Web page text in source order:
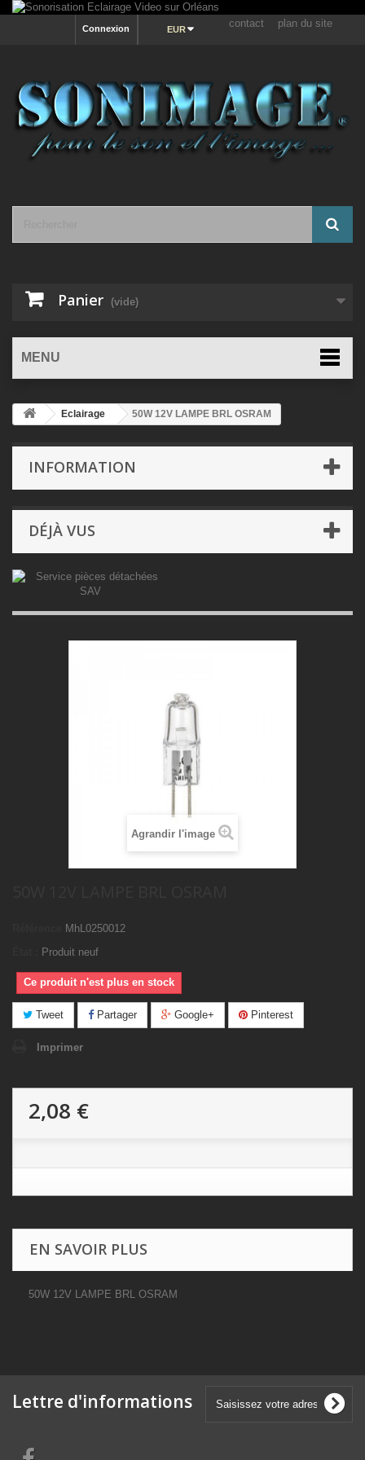
contact plan du site
EUR
Connexion
Panier (vide)
MENU
Eclairage 50W 12V LAMPE BRL OSRAM
INFORMATION
DÉJÀ VUS
Agrandir l'image
MhL0250012
Produit neuf
Ce produit n'est plus en stock
Tweet Partager Google+ Pinterest
Imprimer
2,08 €
EN SAVOIR PLUS
50W 12V LAMPE BRL OSRAM
Lettre d'informations